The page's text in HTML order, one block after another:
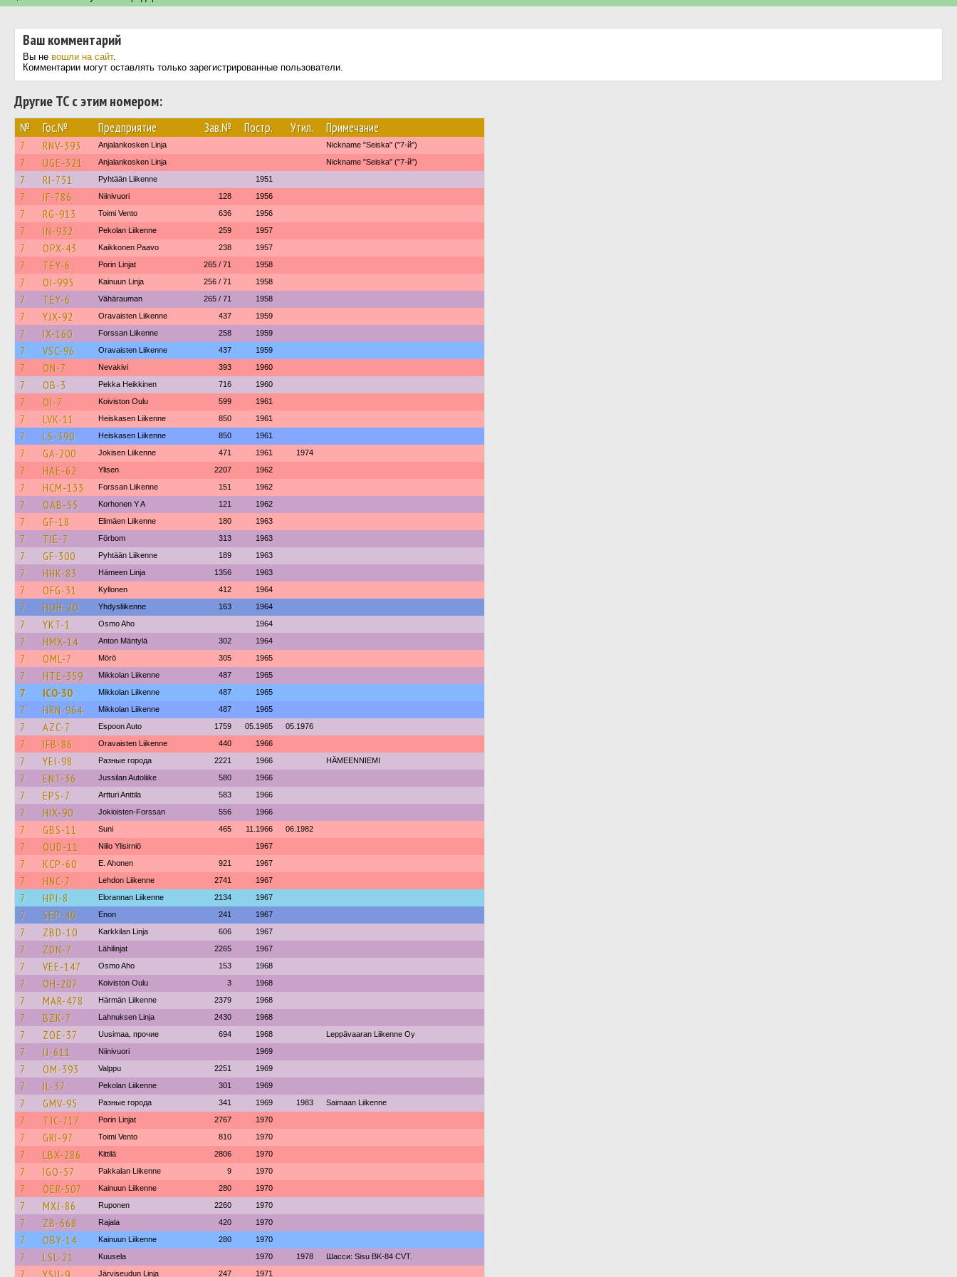
Ваш комментарий
Вы не вошли на сайт.
Комментарии могут оставлять только зарегистрированные пользователи.
Другие ТС с этим номером:
№ Гос.№ Предприятие Зав.№ Постр. Утил. Примечание
7 RNV-393 Anjalankosken Linja Nickname "Seiska" ("7-й")
7 UGE-321 Anjalankosken Linja Nickname "Seiska" ("7-й")
7 RI-751 Pyhtään Liikenne 1951
7 IF-786 Niinivuori 128 1956
7 RG-913 Toimi Vento 636 1956
7 IN-932 Pekolan Liikenne 259 1957
7 OPX-43 Kaikkonen Paavo 238 1957
7 TEY-6 Porin Linjat 265 / 71 1958
7 OI-995 Kainuun Linja 256 / 71 1958
7 TEY-6 Vähärauman 265 / 71 1958
7 YJX-92 Oravaisten Liikenne 437 1959
7 IX-160 Forssan Liikenne 258 1959
7 VSC-96 Oravaisten Liikenne 437 1959
7 ON-7 Nevakivi 393 1960
7 OB-3 Pekka Heikkinen 716 1960
7 OI-7 Koiviston Oulu 599 1961
7 LVK-11 Heiskasen Liikenne 850 1961
7 LS-390 Heiskasen Liikenne 850 1961
7 GA-200 Jokisen Liikenne 471 1961 1974
7 HAE-62 Ylisen 2207 1962
7 HCM-133 Forssan Liikenne 151 1962
7 OAB-55 Korhonen Y A 121 1962
7 GF-18 Elimäen Liikenne 180 1963
7 TIE-7 Förbom 313 1963
7 GF-300 Pyhtään Liikenne 189 1963
7 HHK-83 Hämeen Linja 1356 1963
7 OFG-31 Kyllonen 412 1964
7 HOH-20 Yhdysliikenne 163 1964
7 YKT-1 Osmo Aho 1964
7 HMX-14 Anton Mäntylä 302 1964
7 OML-7 Mörö 305 1965
7 HTE-359 Mikkolan Liikenne 487 1965
7 ICO-30 Mikkolan Liikenne 487 1965
7 HRN-964 Mikkolan Liikenne 487 1965
7 AZC-7 Espoon Auto 1759 05.1965 05.1976
7 IFB-86 Oravaisten Liikenne 440 1966
7 YEI-98 Разные города 2221 1966 HÄMEENNIEMI
7 ENT-36 Jussilan Autoliike 580 1966
7 EPS-7 Artturi Anttila 583 1966
7 HIX-90 Jokioisten-Forssan 556 1966
7 GBS-11 Suni 465 11.1966 06.1982
7 OUD-11 Niilo Ylisirniö 1967
7 KCP-60 E. Ahonen 921 1967
7 HNC-7 Lehdon Liikenne 2741 1967
7 HPI-8 Elorannan Liikenne 2134 1967
7 SEP-40 Enon 241 1967
7 ZBD-10 Karkkilan Linja 606 1967
7 ZDN-7 Lähilinjat 2265 1967
7 VEE-147 Osmo Aho 153 1968
7 OH-207 Koiviston Oulu 3 1968
7 MAR-478 Härmän Liikenne 2379 1968
7 BZK-7 Lahnuksen Linja 2430 1968
7 ZOE-37 Uusimaa, прочие 694 1968 Leppävaaran Liikenne Oy
7 IJ-611 Niinivuori 1969
7 OM-393 Valppu 2251 1969
7 IL-37 Pekolan Liikenne 301 1969
7 GMV-95 Разные города 341 1969 1983 Saimaan Liikenne
7 TJC-717 Porin Linjat 2767 1970
7 GRI-97 Toimi Vento 810 1970
7 LBX-286 Kittilä 2806 1970
7 IGO-57 Pakkalan Liikenne 9 1970
7 OER-507 Kainuun Liikenne 280 1970
7 MXJ-86 Ruponen 2260 1970
7 ZB-668 Rajala 420 1970
7 OBY-14 Kainuun Liikenne 280 1970
7 LSL-21 Kuusela 1970 1978 Шасси: Sisu BK-84 CVT.
7 YSU-9 Järviseudun Linja 247 1971